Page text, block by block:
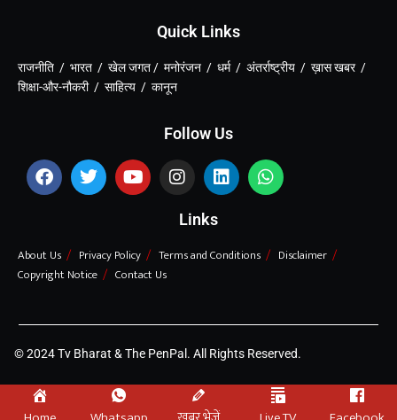
Quick Links
राजनीति / भारत / खेल जगत / मनोरंजन / धर्म / अंतर्राष्ट्रीय / ख़ास खबर /
शिक्षा-और-नौकरी / साहित्य / कानून
Follow Us
Links
About Us Privacy Policy Terms and Conditions
Disclaimer
Copyright Notice
Contact Us
© 2024 Tv Bharat & The PenPal. All Rights Reserved.